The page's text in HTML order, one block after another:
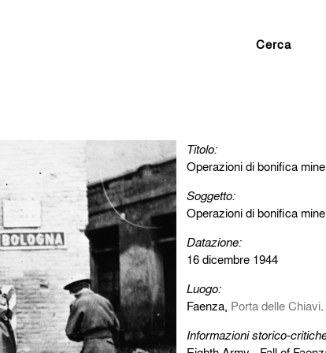
Cerca
Titolo:
Operazioni di bonifica mine
Soggetto:
Operazioni di bonifica
Datazione:
16 dicembre 1944
Luogo:
Faenza, Porta delle Chiavi.
Informazioni storico-